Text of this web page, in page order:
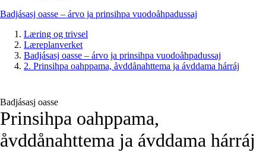
Badjásasj oasse – árvo ja prinsihpa vuodoåhpadussaj
Læring og trivsel
Læreplanverket
Badjásasj oasse – árvo ja prinsihpa vuodoåhpadussaj
2. Prinsihpa oahppama, åvddånahttema ja ávddama hárráj
Badjásasj oasse
Prinsihpa oahppama,
åvddånahttema ja ávddama hárráj